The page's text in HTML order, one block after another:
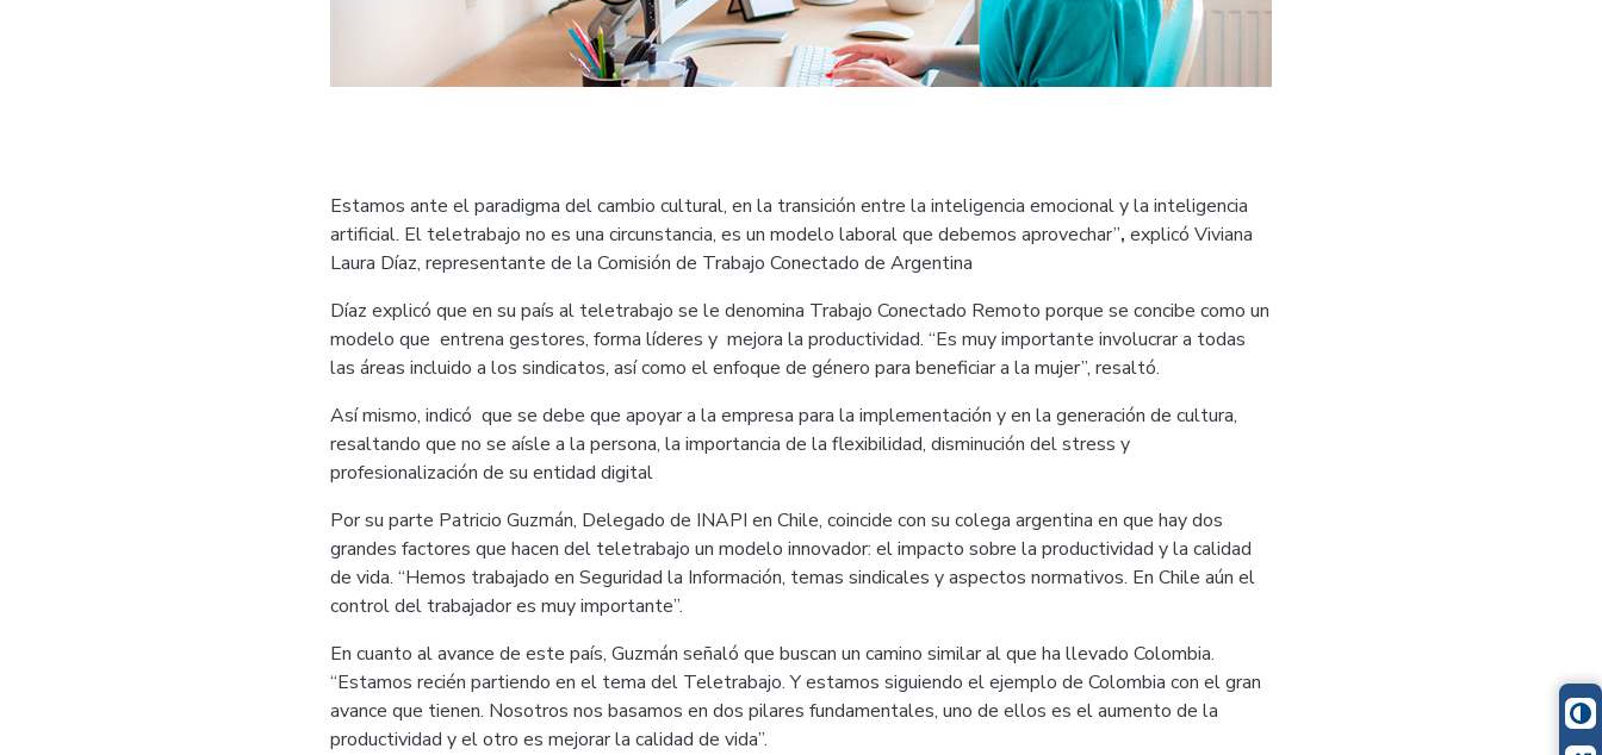
Estamos ante el paradigma del cambio cultural, en la transición entre la inteligencia emocional y la inteligencia
artificial. El teletrabajo no es una circunstancia, es un modelo laboral que debemos aprovechar”, explicó Viviana
Laura Díaz, representante de la Comisión de Trabajo Conectado de Argentina
Díaz explicó que en su país al teletrabajo se le denomina Trabajo Conectado Remoto porque se concibe como un
modelo que entrena gestores, forma líderes y mejora la productividad. “Es muy importante involucrar a todas
las áreas incluido a los sindicatos, así como el enfoque de género para beneficiar a la mujer”, resaltó.
Así mismo, indicó que se debe que apoyar a la empresa para la implementación y en la generación de cultura,
resaltando que no se aísle a la persona, la importancia de la flexibilidad, disminución del stress y
profesionalización de su entidad digital
Por su parte Patricio Guzmán, Delegado de INAPI en Chile, coincide con su colega argentina en que hay dos
grandes factores que hacen del teletrabajo un modelo innovador: el impacto sobre la productividad y la calidad
de vida. “Hemos trabajado en Seguridad la Información, temas sindicales y aspectos normativos. En Chile aún el
control del trabajador es muy importante”.
En cuanto al avance de este país, Guzmán señaló que buscan un camino similar al que ha llevado Colombia.
“Estamos recién partiendo en el tema del Teletrabajo. Y estamos siguiendo el ejemplo de Colombia con el gran
avance que tienen. Nosotros nos basamos en dos pilares fundamentales, uno de ellos es el aumento de la
productividad y el otro es mejorar la calidad de vida”.